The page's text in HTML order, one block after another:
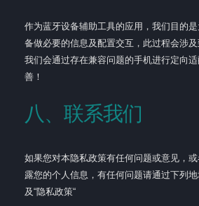
作为蓝牙设备辅助工具的应用，我们目的
备做必要的信息及配置交互，此过程会涉及
我们会通过存在兼容问题的手机进行定向
善！
八、联系我们
如果您对本隐私政策有任何问题或意见，
露您的个人信息，有任何问题请通过下列
及“隐私政策“